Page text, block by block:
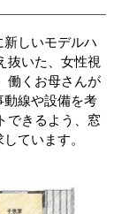
新しいモデルハ
抜いた、女性視
働くお母さんが
線や設備を考
できるよう、窓
ています。